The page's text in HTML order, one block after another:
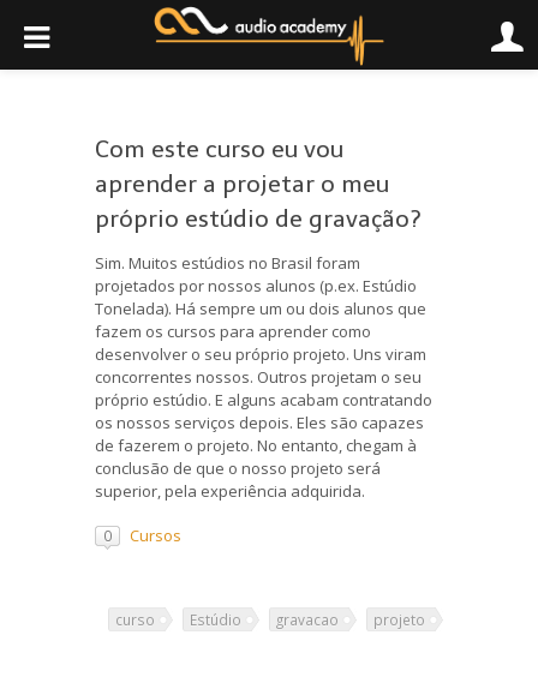
Com este curso eu vou
aprender a projetar o meu
próprio estúdio de gravação?
Sim. Muitos estúdios no Brasil foram
projetados por nossos alunos (p.ex. Estúdio
Tonelada). Há sempre um ou dois alunos que
fazem os cursos para aprender como
desenvolver o seu próprio projeto. Uns viram
concorrentes nossos. Outros projetam o seu
próprio estúdio. E alguns acabam contratando
os nossos serviços depois. Eles são capazes
de fazerem o projeto. No entanto, chegam à
conclusão de que o nosso projeto será
superior, pela experiência adquirida.
0 Cursos
curso Estúdio gravacao projeto